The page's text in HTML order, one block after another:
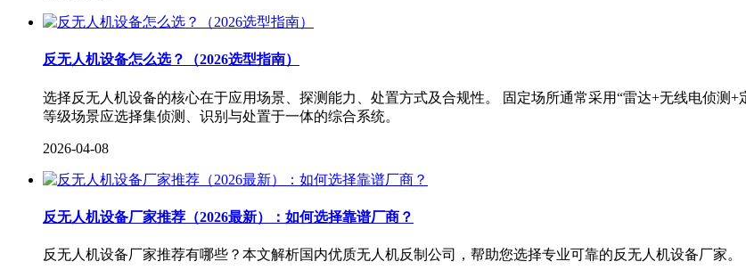
反无人机设备怎么选？（2026选型指南）
选择反无人机设备的核心在于应用场景、探测能力、处置方式及合规性。 固定场所通常采用“雷达+无线电侦测
等级场景应选择集侦测、识别与处置于一体的综合系统。
2026-04-08
反无人机设备厂家推荐（2026最新）：如何选择靠谱厂商？
反无人机设备厂家推荐有哪些？本文解析国内优质无人机反制公司，帮助您选择专业可靠的反无人机设备厂家。